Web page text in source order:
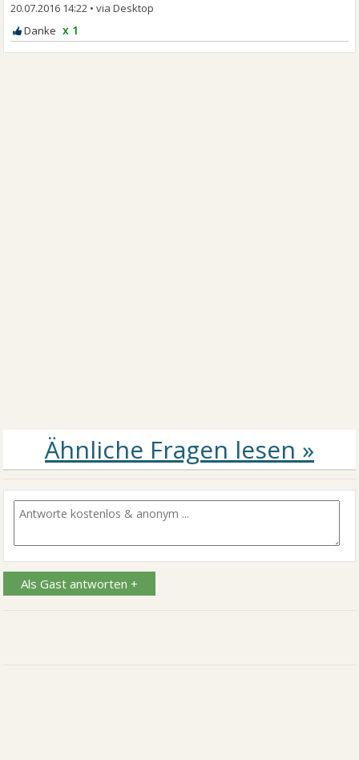
20.07.2016 14:22 •
x 1
Als Gast antworten +